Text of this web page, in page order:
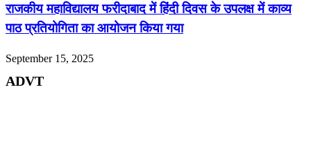
राजकीय महाविद्यालय फरीदाबाद में हिंदी दिवस के उपलक्ष में काव्य
पाठ प्रतियोगिता का आयोजन किया गया
September 15, 2025
ADVT